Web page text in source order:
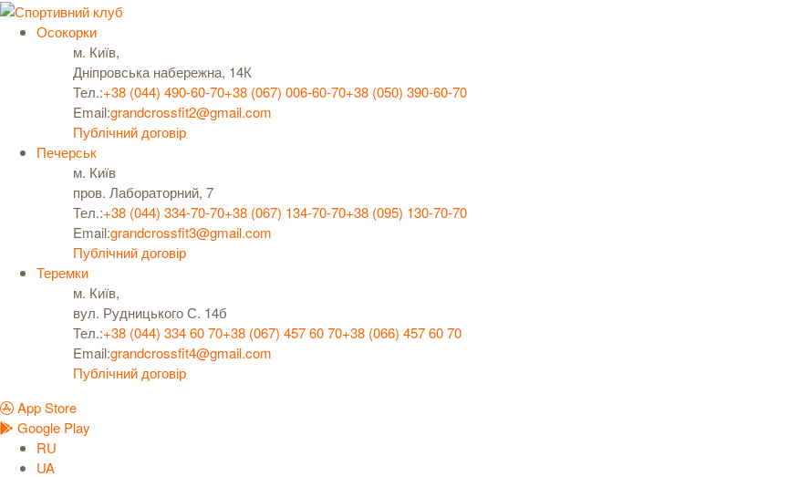
Осокорки
м. Київ,
Дніпровська набережна, 14К
Тел.:+38 (044) 490-60-70+38 (067) 006-60-70+38 (050) 390-60-70
Email:grandcrossfit2@gmail.com
Публічний договір
Печерськ
м. Київ
пров. Лабораторний, 7
Тел.:+38 (044) 334-70-70+38 (067) 134-70-70+38 (095) 130-70-70
Email:grandcrossfit3@gmail.com
Публічний договір
Теремки
м. Київ,
вул. Рудницького С. 14б
Тел.:+38 (044) 334 60 70+38 (067) 457 60 70+38 (066) 457 60 70
Email:grandcrossfit4@gmail.com
Публічний договір
App Store
Google Play
RU
UA